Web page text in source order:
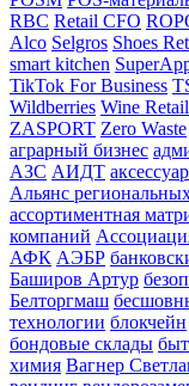
RBC Retail CFO
Alco Selgros Shoes
smart kitchen
TikTok For Business
Wildberries Wine Retail
ZASPORT Zero Waste
аграрный бизнес
АЗС АИДТ
Альянс
ассортиментная
компаний
АФК АЭБР
Баширов Артур
Белторгмаш
технологии блокчейн
бондовые склады
химия Вагнер